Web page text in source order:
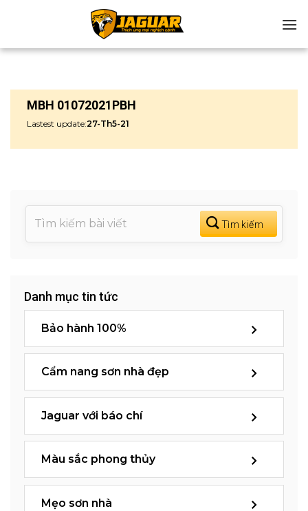
MBH 01072021PBH
Lastest update:27-Th5-21
Danh mục tin tức
Bảo hành 100%
Cẩm nang sơn nhà đẹp
Jaguar với báo chí
Màu sắc phong thủy
Mẹo sơn nhà